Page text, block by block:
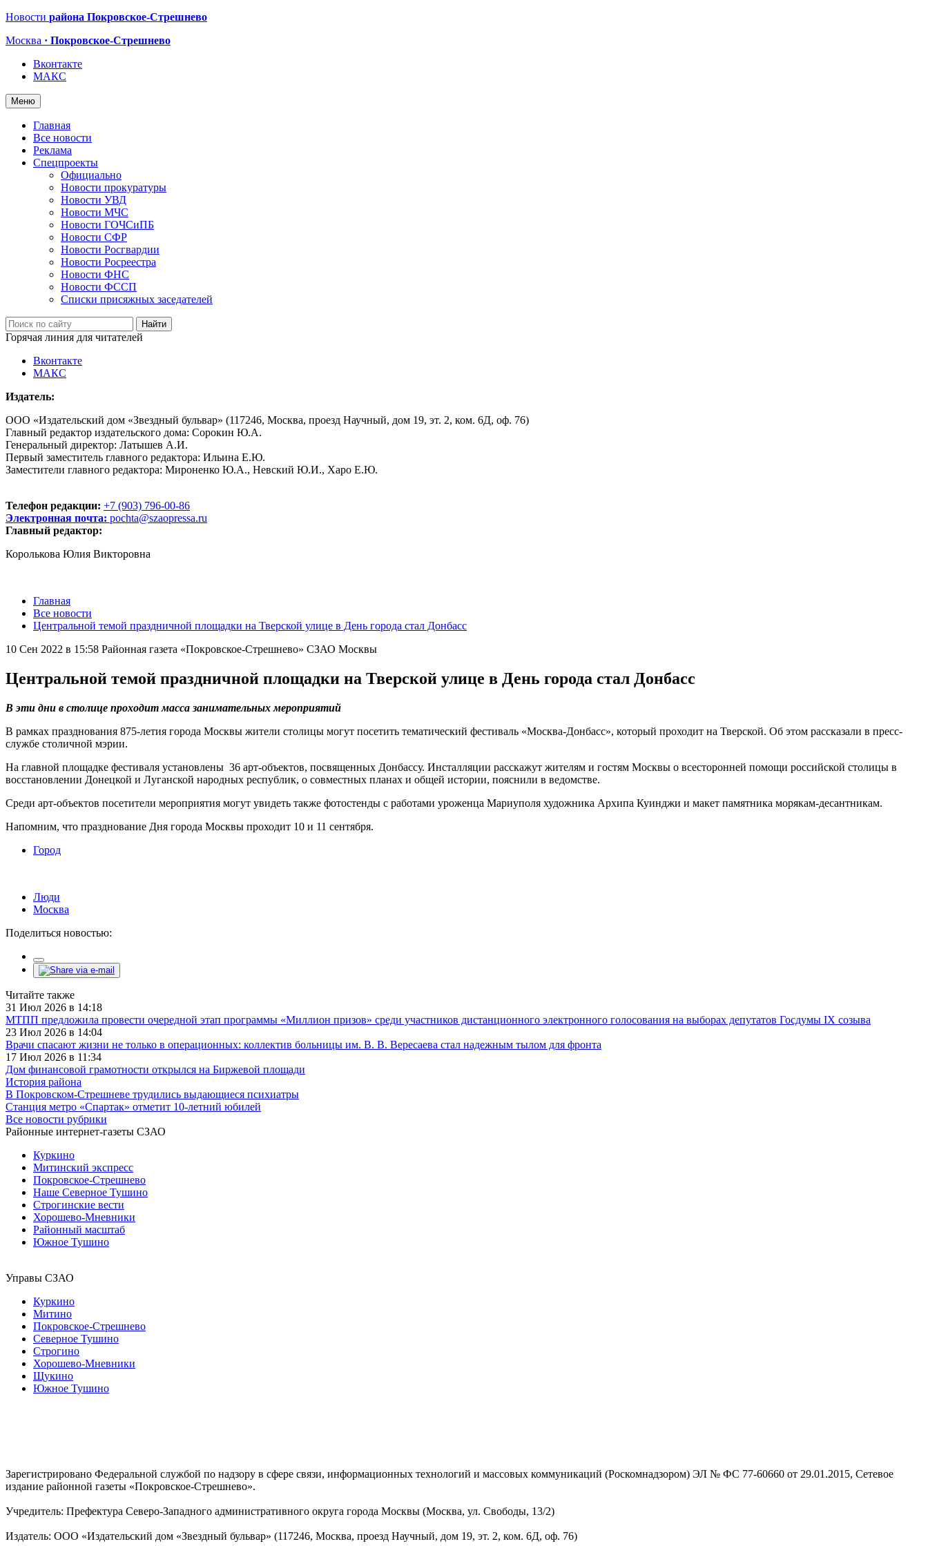
Новости района Покровское-Стрешнево
Москва · Покровское-Стрешнево
Вконтакте
МАКС
Меню
Главная
Все новости
Реклама
Спецпроекты
Официально
Новости прокуратуры
Новости УВД
Новости МЧС
Новости ГОЧСиПБ
Новости СФР
Новости Росгвардии
Новости Росреестра
Новости ФНС
Новости ФССП
Списки присяжных заседателей
Горячая линия для читателей
Вконтакте
МАКС
Издатель:
ООО «Издательский дом «Звездный бульвар» (117246, Москва, проезд Научный, дом 19, эт. 2, ком. 6Д, оф. 76)
Главный редактор издательского дома: Сорокин Ю.А.
Генеральный директор: Латышев А.И.
Первый заместитель главного редактора: Ильина Е.Ю.
Заместители главного редактора: Мироненко Ю.А., Невский Ю.И., Харо Е.Ю.
Телефон редакции: +7 (903) 796-00-86
Электронная почта: pochta@szaopressa.ru
Главный редактор:
Королькова Юлия Викторовна
Главная
Все новости
Центральной темой праздничной площадки на Тверской улице в День города стал Донбасс
10 Сен 2022 в 15:58 Районная газета «Покровское-Стрешнево» СЗАО Москвы
Центральной темой праздничной площадки на Тверской улице в День города стал Донбасс
В эти дни в столице проходит масса занимательных мероприятий
В рамках празднования 875-летия города Москвы жители столицы могут посетить тематический фестиваль «Москва-Донбасс», который проходит на Тверской. Об этом рассказали в пресс-
службе столичной мэрии.
На главной площадке фестиваля установлены 36 арт-объектов, посвященных Донбассу. Инсталляции расскажут жителям и гостям Москвы о всесторонней помощи российской столицы в
восстановлении Донецкой и Луганской народных республик, о совместных планах и общей истории, пояснили в ведомстве.
Среди арт-объектов посетители мероприятия могут увидеть также фотостенды с работами уроженца Мариуполя художника Архипа Куинджи и макет памятника морякам-десантникам.
Напомним, что празднование Дня города Москвы проходит 10 и 11 сентября.
Город
Люди
Москва
Поделиться новостью:
Читайте также
31 Июл 2026 в 14:18
МТПП предложила провести очередной этап программы «Миллион призов» среди участников дистанционного электронного голосования на выборах депутатов Госдумы IX созыва
23 Июл 2026 в 14:04
Врачи спасают жизни не только в операционных: коллектив больницы им. В. В. Вересаева стал надежным тылом для фронта
17 Июл 2026 в 11:34
Дом финансовой грамотности открылся на Биржевой площади
История района
В Покровском-Стрешневе трудились выдающиеся психиатры
Станция метро «Спартак» отметит 10-летний юбилей
Все новости рубрики
Районные интернет-газеты СЗАО
Куркино
Митинский экспресс
Покровское-Стрешнево
Наше Северное Тушино
Строгинские вести
Хорошево-Мневники
Районный масштаб
Южное Тушино
Управы СЗАО
Куркино
Митино
Покровское-Стрешнево
Северное Тушино
Строгино
Хорошево-Мневники
Щукино
Южное Тушино
Зарегистрировано Федеральной службой по надзору в сфере связи, информационных технологий и массовых коммуникаций (Роскомнадзором) ЭЛ № ФС 77-60660 от 29.01.2015, Сетевое
издание районной газеты «Покровское-Стрешнево».
Учредитель: Префектура Северо-Западного административного округа города Москвы (Москва, ул. Свободы, 13/2)
Издатель: ООО «Издательский дом «Звездный бульвар» (117246, Москва, проезд Научный, дом 19, эт. 2, ком. 6Д, оф. 76)